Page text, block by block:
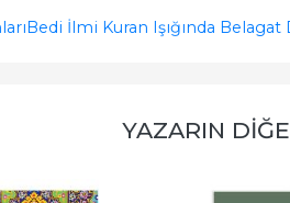
Bedi İlmi Kuran Işığında Belagat
YAZARIN